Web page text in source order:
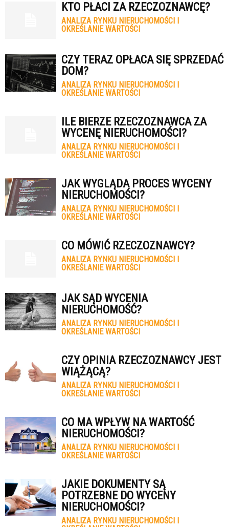
KTO PŁACI ZA RZECZOZNAWCĘ?
ANALIZA RYNKU NIERUCHOMOŚCI I
OKREŚLANIE WARTOŚCI
CZY TERAZ OPŁACA SIĘ SPRZEDAĆ
DOM?
ANALIZA RYNKU NIERUCHOMOŚCI I
OKREŚLANIE WARTOŚCI
ILE BIERZE RZECZOZNAWCA ZA
WYCENĘ NIERUCHOMOŚCI?
ANALIZA RYNKU NIERUCHOMOŚCI I
OKREŚLANIE WARTOŚCI
JAK WYGLĄDA PROCES WYCENY
NIERUCHOMOŚCI?
ANALIZA RYNKU NIERUCHOMOŚCI I
OKREŚLANIE WARTOŚCI
CO MÓWIĆ RZECZOZNAWCY?
ANALIZA RYNKU NIERUCHOMOŚCI I
OKREŚLANIE WARTOŚCI
JAK SĄD WYCENIA
NIERUCHOMOŚĆ?
ANALIZA RYNKU NIERUCHOMOŚCI I
OKREŚLANIE WARTOŚCI
CZY OPINIA RZECZOZNAWCY JEST
WIĄŻĄCĄ?
ANALIZA RYNKU NIERUCHOMOŚCI I
OKREŚLANIE WARTOŚCI
CO MA WPŁYW NA WARTOŚĆ
NIERUCHOMOŚCI?
ANALIZA RYNKU NIERUCHOMOŚCI I
OKREŚLANIE WARTOŚCI
JAKIE DOKUMENTY SĄ
POTRZEBNE DO WYCENY
NIERUCHOMOŚCI?
ANALIZA RYNKU NIERUCHOMOŚCI I